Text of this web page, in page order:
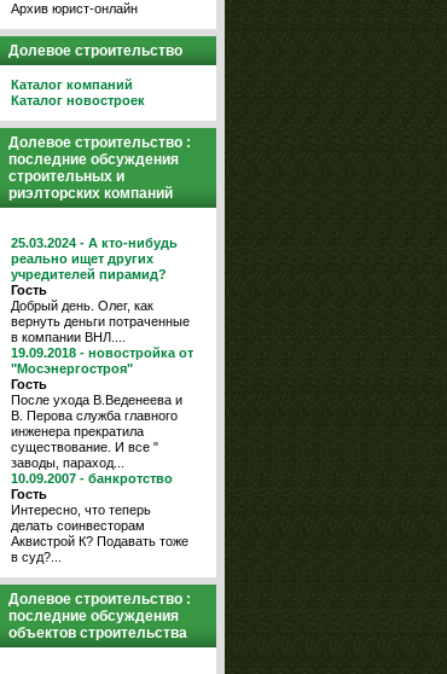
Архив юрист-онлайн
Долевое строительство
Каталог компаний
Каталог новостроек
Долевое строительство :
последние обсуждения
строительных и
риэлторских компаний
25.03.2024 - А кто-нибудь
реально ищет других
учредителей пирамид?
Гость
Добрый день. Олег, как
вернуть деньги потраченные
в компании ВНЛ....
19.09.2018 - новостройка от
"Мосэнергостроя"
Гость
После ухода В.Веденеева и
В. Перова служба главного
инженера прекратила
существование. И все "
заводы, параход...
10.09.2007 - банкротство
Гость
Интересно, что теперь
делать соинвесторам
Аквистрой К? Подавать тоже
в суд?...
Долевое строительство :
последние обсуждения
объектов строительства